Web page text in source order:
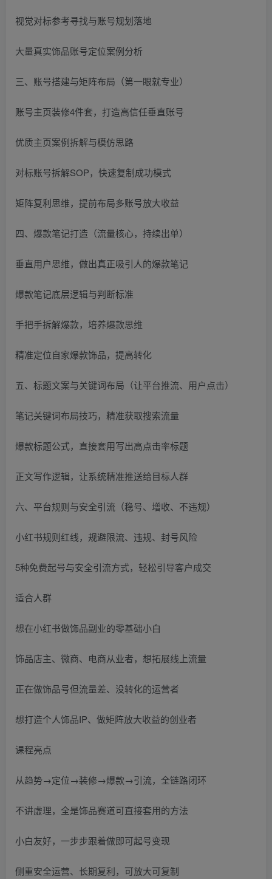
视觉对标参考寻找与账号规划落地
大量真实饰品账号定位案例分析
三、账号搭建与矩阵布局（第一眼就专业）
账号主页装修4件套，打造高信任垂直账号
优质主页案例拆解与模仿思路
对标账号拆解SOP，快速复制成功模式
矩阵复利思维，提前布局多账号放大收益
四、爆款笔记打造（流量核心，持续出单）
垂直用户思维，做出真正吸引人的爆款笔记
爆款笔记底层逻辑与判断标准
手把手拆解爆款，培养爆款思维
精准定位自家爆款饰品，提高转化
五、标题文案与关键词布局（让平台推流、用户点击）
笔记关键词布局技巧，精准获取搜索流量
爆款标题公式，直接套用写出高点击率标题
正文写作逻辑，让系统精准推送给目标人群
六、平台规则与安全引流（稳号、增收、不违规）
小红书规则红线，规避限流、违规、封号风险
5种免费起号与安全引流方式，轻松引导客户成交
适合人群
想在小红书做饰品副业的零基础小白
饰品店主、微商、电商从业者，想拓展线上流量
正在做饰品号但流量差、没转化的运营者
想打造个人饰品IP、做矩阵放大收益的创业者
课程亮点
从趋势→定位→装修→爆款→引流，全链路闭环
不讲虚理，全是饰品赛道可直接套用的方法
小白友好，一步步跟着做即可起号变现
侧重安全运营、长期复利，可放大可复制